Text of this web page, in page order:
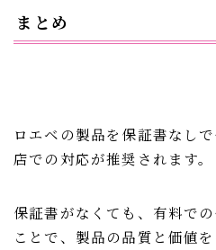
まとめ
ロエベの製品を保証書なし
店での対応が推奨されます。
保証書がなくても、有料で
ことで、製品の品質と価値